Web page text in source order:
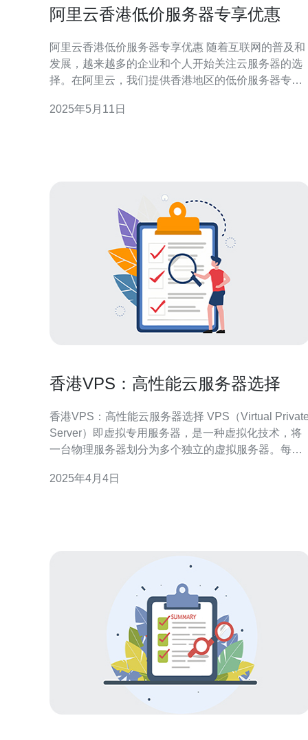
阿里云香港低价服务器专享优惠
阿里云香港低价服务器专享优惠 随着互联网的普及和
发展，越来越多的企业和个人开始关注云服务器的选
择。在阿里云，我们提供香港地区的低价服务器专享
港低价服务器专享优惠针对不同的用户需求，提供了
2025年5月11日
香港VPS：高性能云服务器选择
香港VPS：高性能云服务器选择 VPS（Virtual Private
Server）即虚拟专用服务器，是一种虚拟化技术，将
一台物理服务器划分为多个独立的虚拟服务器。每个
性和性能。 香港作为一个国际金融中心，在互联网
2025年4月4日